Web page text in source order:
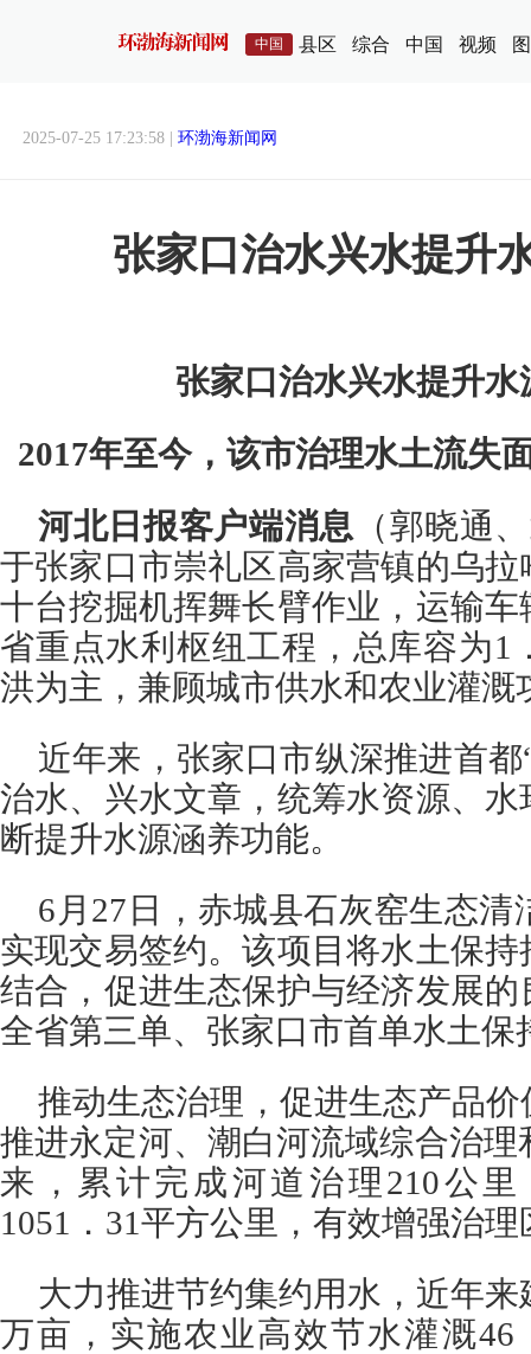
中国 县区 综合 中国 视频
2025-07-25 17:23:58 | 环渤海新闻网
张家口治水兴水提升
张家口治水兴水提升水
2017年至今，该市治理水土流失
河北日报客户端消息 （郭晓通
于张家口市崇礼区高家营镇的乌
十台挖掘机挥舞长臂作业，运输
省重点水利枢纽工程，总库容为1
洪为主，兼顾城市供水和农业灌溉
近年来，张家口市纵深推进首
治水、兴水文章，统筹水资源、
断提升水源涵养功能。
6月27日，赤城县石灰窑生态
实现交易签约。该项目将水土保
结合，促进生态保护与经济发展
全省第三单、张家口市首单水土保
推动生态治理，促进生态产品
推进永定河、潮白河流域综合治理
来，累计完成河道治理210公
1051．31平方公里，有效增强治
大力推进节约集约用水，近年
万亩，实施农业高效节水灌溉